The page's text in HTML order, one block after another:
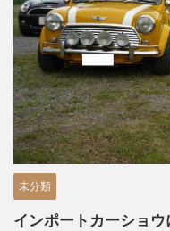
未分類
インポートカーショ